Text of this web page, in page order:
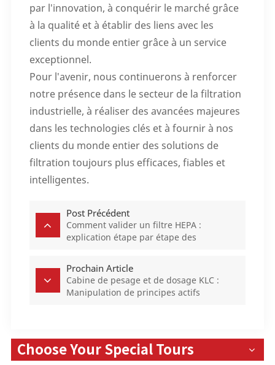
par l'innovation, à conquérir le marché grâce
à la qualité et à établir des liens avec les
clients du monde entier grâce à un service
exceptionnel.
Pour l'avenir, nous continuerons à renforcer
notre présence dans le secteur de la filtration
industrielle, à réaliser des avancées majeures
dans les technologies clés et à fournir à nos
clients du monde entier des solutions de
filtration toujours plus efficaces, fiables et
intelligentes.
Post Précédent
Comment valider un filtre HEPA :
explication étape par étape des
Prochain Article
Cabine de pesage et de dosage KLC :
Manipulation de principes actifs
Choose Your Special Tours